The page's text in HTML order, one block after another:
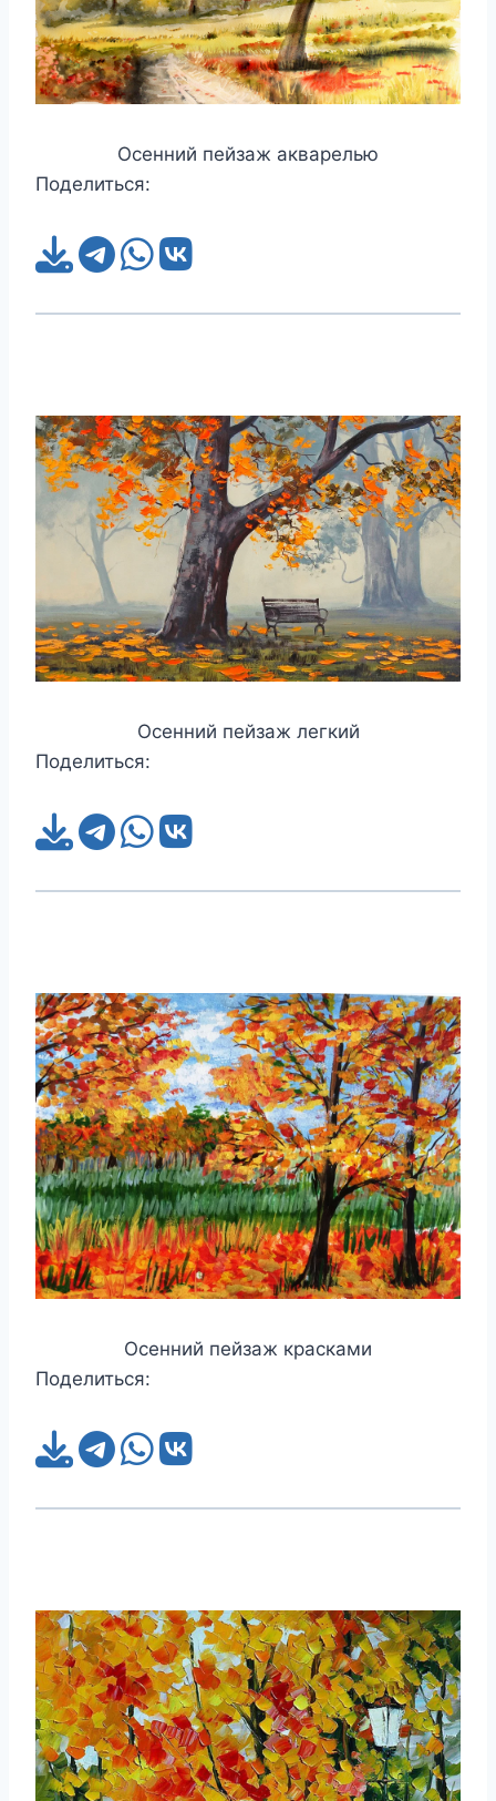
Осенний пейзаж акварелью
Поделиться:
Осенний пейзаж легкий
Поделиться:
Осенний пейзаж красками
Поделиться: